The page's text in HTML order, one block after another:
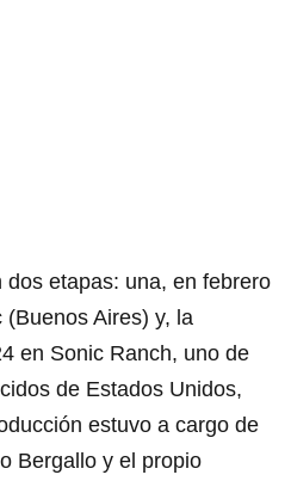
etapas: una, en febrero
Aires) y, la
en Sonic Ranch, uno de
de Estados Unidos,
estuvo a cargo de
Bergallo y el propio